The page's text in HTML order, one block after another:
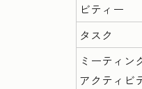
ビティー
タスク
ミーティン
アクティビ